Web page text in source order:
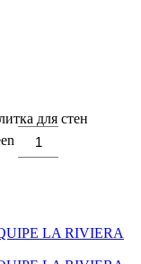
для стен